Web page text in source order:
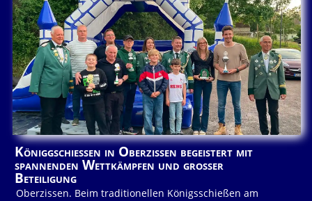
Königgschießen in Oberzissen begeistert mit
spannenden Wettkämpfen und großer
Beteiligung
Oberzissen. Beim traditionellen Königsschießen am